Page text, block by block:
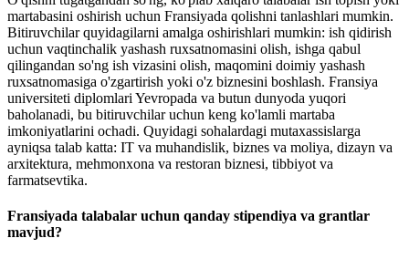
martabasini oshirish uchun Fransiyada qolishni tanlashlari mumkin.
Bitiruvchilar quyidagilarni amalga oshirishlari mumkin: ish qidirish
uchun vaqtinchalik yashash ruxsatnomasini olish, ishga qabul
qilingandan so'ng ish vizasini olish, maqomini doimiy yashash
ruxsatnomasiga o'zgartirish yoki o'z biznesini boshlash. Fransiya
universiteti diplomlari Yevropada va butun dunyoda yuqori
baholanadi, bu bitiruvchilar uchun keng ko'lamli martaba
imkoniyatlarini ochadi. Quyidagi sohalardagi mutaxassislarga
ayniqsa talab katta: IT va muhandislik, biznes va moliya, dizayn va
arxitektura, mehmonxona va restoran biznesi, tibbiyot va
farmatsevtika.
Fransiyada talabalar uchun qanday stipendiya va grantlar
mavjud?